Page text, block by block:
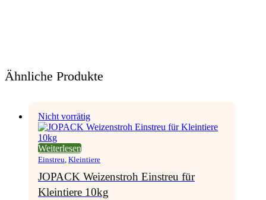
Ähnliche Produkte
Nicht vorrätig
Weiterlesen
Einstreu, Kleintiere
JOPACK Weizenstroh Einstreu für
Kleintiere 10kg